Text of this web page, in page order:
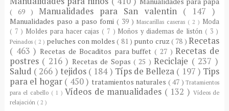
( 69 ) Manualidades para San valentin ( 147 )
Manualidades paso a paso fomi ( 39 )Mascarillas caseras ( 2 ) Moda
( 7 ) Moldes para hacer cajas ( 7 ) Moños y diademas de listón ( 3 )
Peinados ( 2 ) peluches con moldes( 81 ) punto cruz( 78 )Recetas
( 463 )Recetas de Bocaditos para buffet( 27 )Recetas de
postres ( 216 ) Recetas de Sopas( 25 )Reciclaje ( 237 )
Salud ( 266 ) tejidos ( 184 ) Típs de Belleza ( 197 ) Tips
para el hogar ( 450 ) tratamientos naturales ( 47 )Tratamientos
para el cabello ( 1 ) Vídeos de manualidades ( 132 ) Vídeos de
relajación ( 2 )